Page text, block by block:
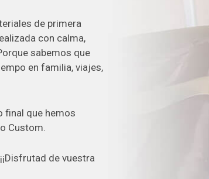
de primera
con calma,
sabemos que
en familia, viajes,
final que hemos
Custom.
de vuestra